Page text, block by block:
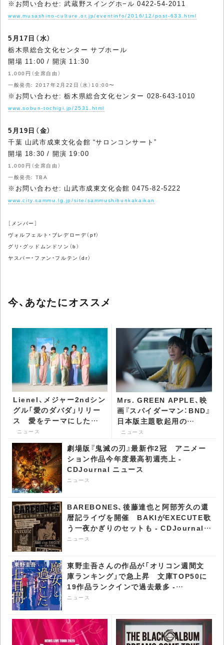
※お問い合わせ: 武蔵野スイングホ−ル 0422-54-2011
www.musashino-culture.or.jp/eventinfo/2016/12/post-633.html
5月17日（水）
栃木県総合文化センター サブホール
開場 11:00 / 開演 11:30
1,000円（全席自由）
一般発売: 2017年2月22日（水）10:00〜
※お問い合わせ: 栃木県総合文化センター 028-643-1010
www.sobun-tochigi.jp/2531.html
5月19日（金）
千葉 山武市成東文化会館 “サロンコンサート”
開場 18:30 / 開演 19:00
1,000円（全席自由）
一般発売: TBA
※お問い合わせ: 山武市成東文化会館 0475-82-5222
www.city.sammu.lg.jp/site/sammushibunkakaikan
［メンバー］
ヴォルフェルト・ブレデローデ（pf）
グリ・グッドムンドソン（b）
ヤスパー・ファン・フルテン（dr）
今、あなたにオススメ
Lienel、メジャー2ndシン
グル「愛のダバダ」リリー
ス 愛をテーマにした情
熱のアイドル歌謡 -
CDJournal ニュース
ニュース
Mrs. GREEN APPLE、映
画『スパイダーマン：BND』
日本版主題歌起用の
Spotify新CM放送開始 -
CDJournal ニュース
ニュース
劇場版『鬼滅の刃』最新作2冠 アニメー
ション作品今年度最高初週売上 -
CDJournal ニュース
ニュース
BAREBONES、後藤達也と阿部芳久の還
暦記ライヴを開催 BAKIがEXECUTE歌
う一夜かぎりのセットも - CDJournal
ニュース
ニュース
東野圭吾さんの作品が「オリコン週間文
庫ランキング」で急上昇​ 文庫TOP50に
19作品ランクインで過去最多 -
CDJournal ニュース
ニュース